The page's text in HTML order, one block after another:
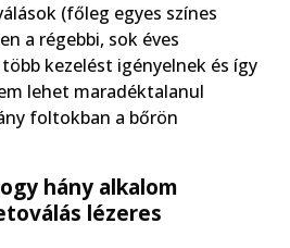
(főleg egyes színes
a régebbi, sok éves
kezelést igényelnek és így
lehet maradéktalanul
foltokban a bőrön
hány alkalom
lézeres